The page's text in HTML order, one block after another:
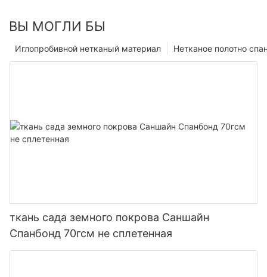
ВЫ МОГЛИ БЫ
Нетканое полотно
Иглопробивной нетканый материал
ткань сада земного покрова Саншайн
Спанбонд 70гсм не сплетенная